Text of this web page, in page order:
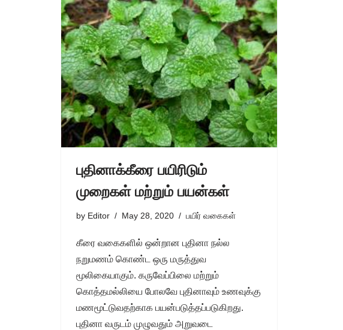
புதினாக்கீரை பயிரிடும்
முறைகள் மற்றும் பயன்கள்
by Editor May 28, 2020 பயிர் வகைகள்
கீரை வகைகளில் ஒன்றான புதினா நல்ல
நறுமணம் கொண்ட ஒரு மருத்துவ
மூலிகையாகும். கருவேப்பிலை மற்றும்
கொத்தமல்லியை போலவே புதினாவும் உணவுக்கு
மணமூட்டுவதற்காக பயன்படுத்தப்படுகிறது.
புதினா வருடம் முழுவதும் அறுவடை